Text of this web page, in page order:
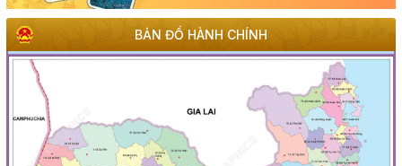
BẢN ĐỒ HÀNH CHÍNH